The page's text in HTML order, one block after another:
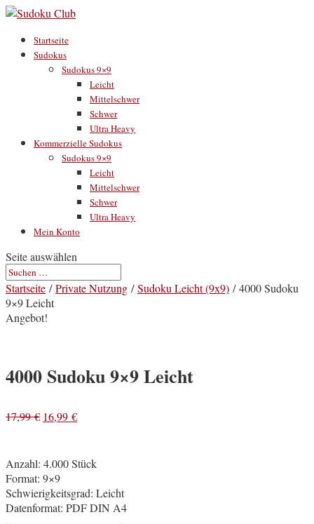
Startseite
Sudokus
Sudokus 9×9
Leicht
Mittelschwer
Schwer
Ultra Heavy
Kommerzielle Sudokus
Sudokus 9×9
Leicht
Mittelschwer
Schwer
Ultra Heavy
Mein Konto
Seite auswählen
Startseite /Private Nutzung /Sudoku Leicht (9x9) / 4000 Sudoku
9×9 Leicht
Angebot!
4000 Sudoku 9×9 Leicht
17,99€ 16,99 €
Anzahl: 4.000 Stück
Format: 9×9
Schwierigkeitsgrad: Leicht
Datenformat: PDF DIN A4